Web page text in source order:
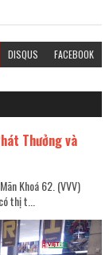
DISQUS FACEBOOK
Thưởng và
Khoá 62. (VVV)
thị t...